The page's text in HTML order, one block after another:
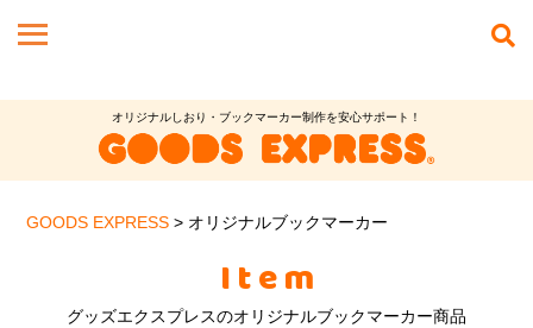
オリジナルしおり・ブックマーカー制作を安心サポート！
GOODS EXPRESS > オリジナルブックマーカー
Item
グッズエクスプレスのオリジナルブックマーカー商品